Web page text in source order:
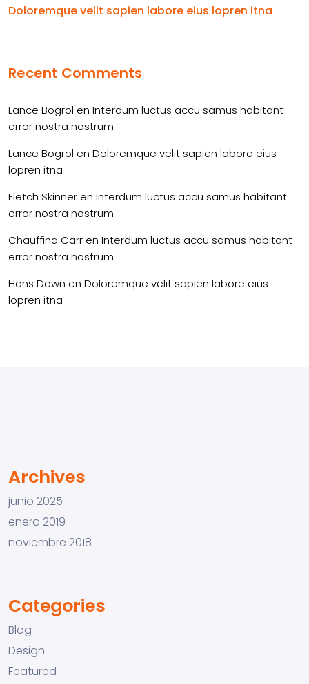
Doloremque velit sapien labore eius lopren itna
Recent Comments
Lance Bogrol en Interdum luctus accu samus habitant
error nostra nostrum
Lance Bogrol en Doloremque velit sapien labore eius
lopren itna
Fletch Skinner en Interdum luctus accu samus habitant
error nostra nostrum
Chauffina Carr en Interdum luctus accu samus habitant
error nostra nostrum
Hans Down en Doloremque velit sapien labore eius
lopren itna
Archives
junio 2025
enero 2019
noviembre 2018
Categories
Blog
Design
Featured